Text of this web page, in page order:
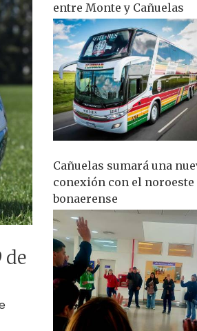
de
entre Monte y Cañuelas
Cañuelas sumará una
conexión con el noroeste
bonaerense